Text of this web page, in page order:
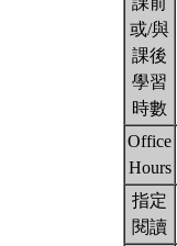
或/與
課後
學習
時數
Office
Hours
指定
閱讀